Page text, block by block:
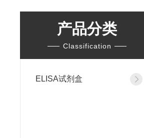
产品分类
Classification
ELISA试剂盒